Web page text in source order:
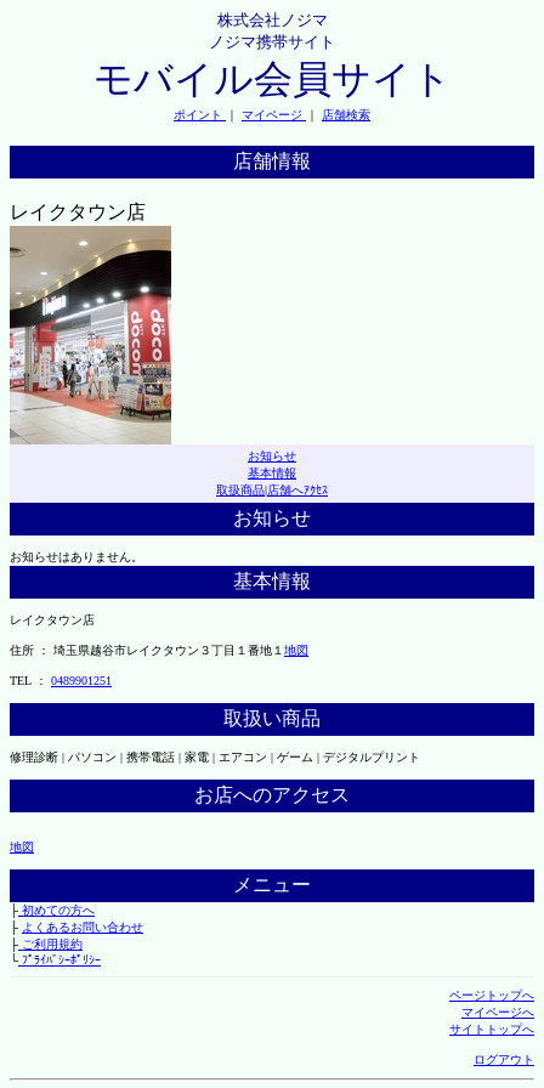
株式会社ノジマ
ノジマ携帯サイト
モバイル会員サイト
ポイント ｜ マイページ ｜ 店舗検索
店舗情報
レイクタウン店
お知らせ
基本情報
取扱商品|店舗へｱｸｾｽ
お知らせ
お知らせはありません。
基本情報
レイクタウン店
住所 ： 埼玉県越谷市レイクタウン３丁目１番地１ 地図
TEL ： 0489901251
取扱い商品
修理診断 | パソコン | 携帯電話 | 家電 | エアコン | ゲーム | デジタルプリント
お店へのアクセス
地図
メニュー
├初めての方へ
├ よくあるお問い合わせ
├ご利用規約
└ﾌﾟﾗｲﾊﾞｼｰﾎﾟﾘｼｰ
ページトップへ
マイページへ
サイトトップへ
ログアウト